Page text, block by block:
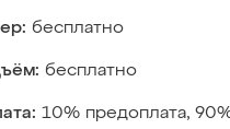
бесплатно
бесплатно
10% предоплата,